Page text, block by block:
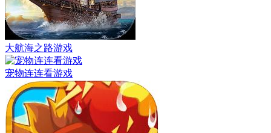
大航海之路游戏
宠物连连看游戏